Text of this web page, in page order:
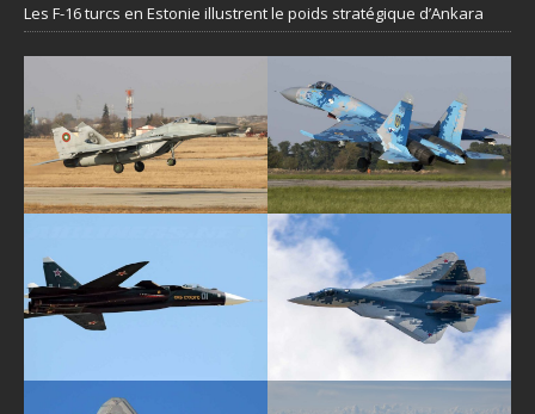
Les F-16 turcs en Estonie illustrent le poids stratégique d’Ankara